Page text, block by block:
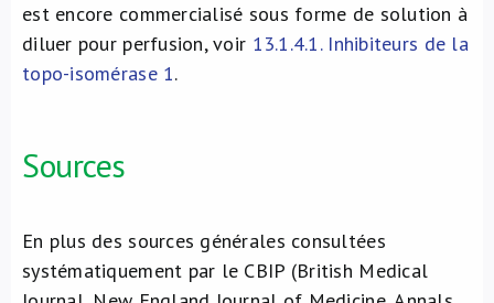
est encore commercialisé sous forme de solution à
diluer pour perfusion, voir 13.1.4.1. Inhibiteurs de la
topo-isomérase 1.
Sources
En plus des sources générales consultées
systématiquement par le CBIP (British Medical